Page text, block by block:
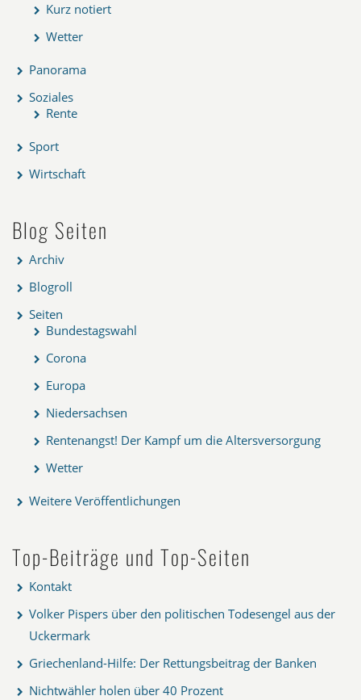
Kurz notiert
Wetter
Panorama
Soziales
Rente
Sport
Wirtschaft
Blog Seiten
Archiv
Blogroll
Seiten
Bundestagswahl
Corona
Europa
Niedersachsen
Rentenangst! Der Kampf um die Altersversorgung
Wetter
Weitere Veröffentlichungen
Top-Beiträge und Top-Seiten
Kontakt
Volker Pispers über den politischen Todesengel aus der
Uckermark
Griechenland-Hilfe: Der Rettungsbeitrag der Banken
Nichtwähler holen über 40 Prozent